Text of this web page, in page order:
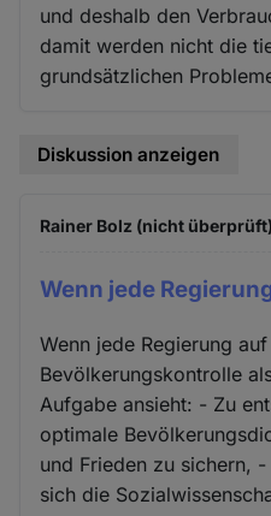
und deshalb den
damit werden nicht die
grundsätzlichen
Diskussion anzeigen
Rainer Bolz (nicht überprüft)
Wenn jede
Wenn jede Regierung
Bevölkerungskontrolle
Aufgabe ansieht: - Zu
optimale
und Frieden zu sichern,
sich die